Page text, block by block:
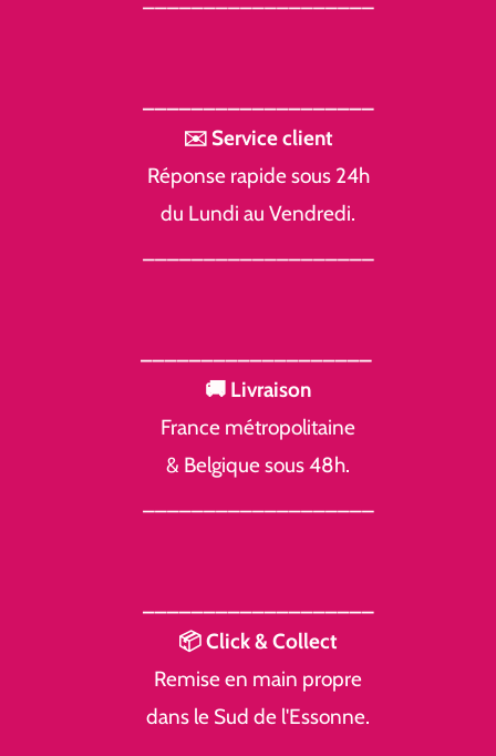
✉️ Service client
Réponse rapide sous 24h
du Lundi au Vendredi.
🚚 Livraison
France métropolitaine
& Belgique sous 48h.
📦 Click & Collect
Remise en main propre
dans le Sud de l'Essonne.